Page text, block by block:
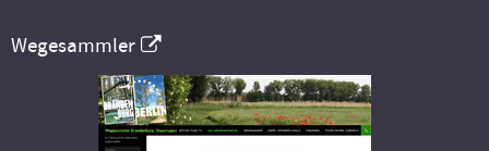
Wegesammler